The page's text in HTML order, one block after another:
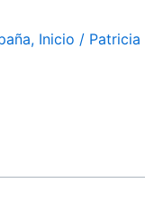
, Inicio / Patricia